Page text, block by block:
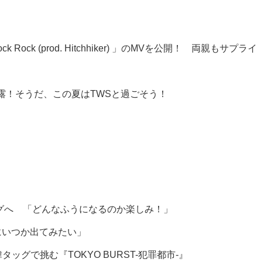
Rock (prod. Hitchhiker) 」のMVを公開！ 両親もサプラ
そうだ、この夏はTWSと過ごそう！
へ 「どんなふうになるのか楽しみ！」
つか出てみたい」
ッグで挑む『TOKYO BURST-犯罪都市-』